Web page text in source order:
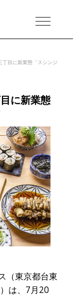
MENU
丁目に新業態「スシンジ
に新業態
（東京都台東
は、7月20